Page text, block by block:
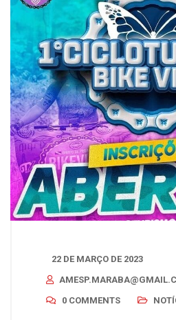
22 DE MARÇO DE 2023
0 COMMENTS